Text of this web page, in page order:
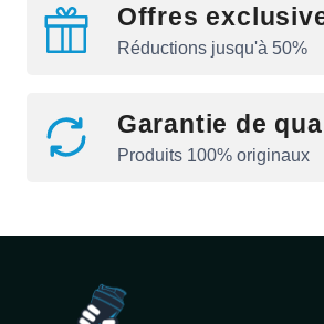
Offres
Réductions jusqu'à 50%
Garantie de
Produits 100% originaux